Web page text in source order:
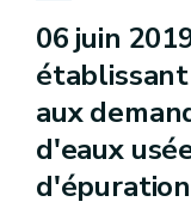
06 juin
aux
d'eaux